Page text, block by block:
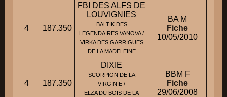
4 187.350
FBI DES ALFS DE
LOUVIGNIES
BALTIK DES
LEGENDAIRES VANOVA /
VIRKA DES GARRIGUES
DE LA MADELEINE
BA M
Fiche
10/05/2010
4 187.350
DIXIE
SCORPION DE LA
VIRGINIE /
ELZA DU BOIS DE LA
BBM F
Fiche
29/06/2008